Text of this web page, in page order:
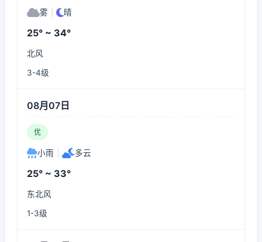
雾 晴
25° ~ 34°
北风
3-4级
08月07日
优
小雨 多云
25° ~ 33°
东北风
1-3级